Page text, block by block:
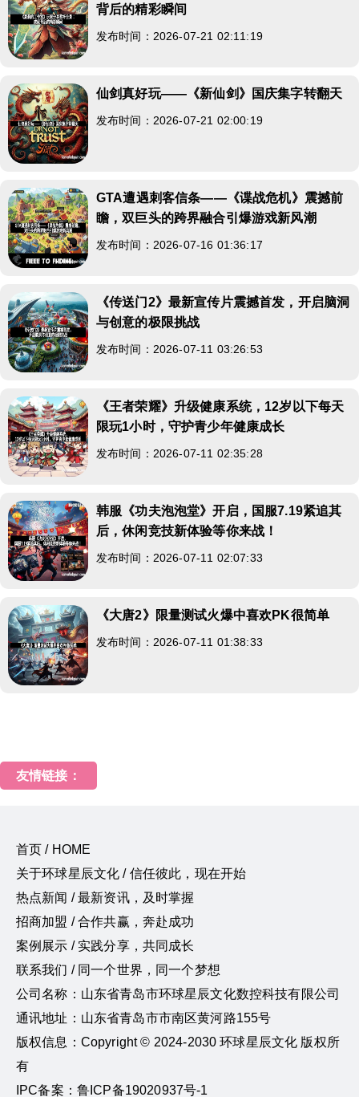
背后的精彩瞬间
发布时间：2026-07-21 02:11:19
仙剑真好玩——《新仙剑》国庆集字转翻天
发布时间：2026-07-21 02:00:19
GTA遭遇刺客信条——《谍战危机》震撼前
瞻，双巨头的跨界融合引爆游戏新风潮
发布时间：2026-07-16 01:36:17
《传送门2》最新宣传片震撼首发，开启脑洞
与创意的极限挑战
发布时间：2026-07-11 03:26:53
《王者荣耀》升级健康系统，12岁以下每天
限玩1小时，守护青少年健康成长
发布时间：2026-07-11 02:35:28
韩服《功夫泡泡堂》开启，国服7.19紧追其
后，休闲竞技新体验等你来战！
发布时间：2026-07-11 02:07:33
《大唐2》限量测试火爆中喜欢PK很简单
发布时间：2026-07-11 01:38:33
友情链接：
首页 / HOME
关于环球星辰文化 / 信任彼此，现在开始
热点新闻 / 最新资讯，及时掌握
招商加盟 / 合作共赢，奔赴成功
案例展示 / 实践分享，共同成长
联系我们 / 同一个世界，同一个梦想
公司名称：山东省青岛市环球星辰文化数控科技有限公司
通讯地址：山东省青岛市市南区黄河路155号
版权信息：Copyright © 2024-2030 环球星辰文化 版权所
有
IPC备案：鲁ICP备19020937号-1